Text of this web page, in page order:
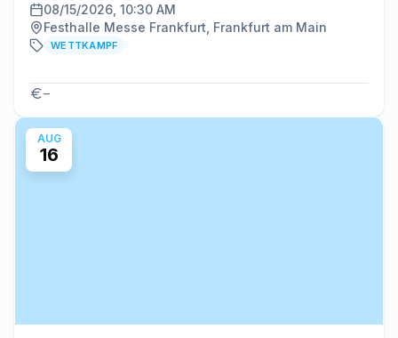
08/15/2026, 10:30 AM
Festhalle Messe Frankfurt, Frankfurt am Main
WETTKAMPF
–
AUG
16